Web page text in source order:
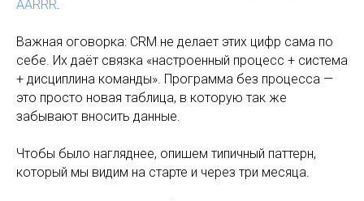
AARRR.
Важная оговорка: CRM не делает этих цифр сама по
себе. Их даёт связка «настроенный процесс + система
+ дисциплина команды». Программа без процесса —
это просто новая таблица, в которую так же
забывают вносить данные.
Чтобы было нагляднее, опишем типичный паттерн,
который мы видим на старте и через три месяца.